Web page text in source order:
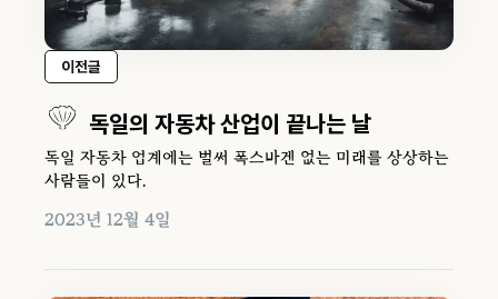
이전글
독일의 자동차 산업이 끝나는 날
독일 자동차 업계에는 벌써 폭스바겐 없는 미래를 상상하는
사람들이 있다.
2023년 12월 4일